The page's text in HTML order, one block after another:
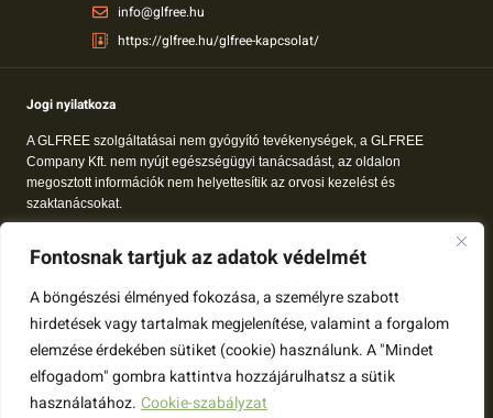
Fontosnak tartjuk az adatok védelmét
A böngészési élményed fokozása, a személyre szabott
hirdetések vagy tartalmak megjelenítése, valamint a forgalom
elemzése érdekében sütiket (cookie) használunk. A "Mindet
elfogadom" gombra kattintva hozzájárulhatsz a sütik
használatához. Cookie-szabályzat
info@glfree.hu
https://glfree.hu/glfree-kapcsolat/
Jogi nyilatkoza
A GLFREE szolgáltatásai nem gyógyító tevékenységek, a GLFREE
Company Kft. nem nyújt egészségügyi tanácsadást, az oldalon
megosztott információk nem helyettesítik az orvosi kezelést és
szaktanácsokat.
gluténmentes élettel kapcsolatos tudnivalók gyakran változnak, így annak
kérdésében naprakészen legyen a honlap, előfordulhatnak eltérések.
A glfree.hu-n megjelenő tartalom nem orvosok által összeállított tartalom,
így minden esetben érdemes az egészségeddel kapcsolatos terveidet a
kezelőorvosoddal megbeszélni.